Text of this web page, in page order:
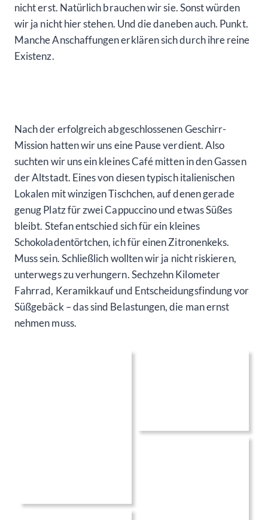
nicht erst. Natürlich brauchen wir sie. Sonst würden
wir ja nicht hier stehen. Und die daneben auch. Punkt.
Manche Anschaffungen erklären sich durch ihre reine
Existenz.
Nach der erfolgreich abgeschlossenen Geschirr-
Mission hatten wir uns eine Pause verdient. Also
suchten wir uns ein kleines Café mitten in den Gassen
der Altstadt. Eines von diesen typisch italienischen
Lokalen mit winzigen Tischchen, auf denen gerade
genug Platz für zwei Cappuccino und etwas Süßes
bleibt. Stefan entschied sich für ein kleines
Schokoladentörtchen, ich für einen Zitronenkeks.
Muss sein. Schließlich wollten wir ja nicht riskieren,
unterwegs zu verhungern. Sechzehn Kilometer
Fahrrad, Keramikkauf und Entscheidungsfindung vor
Süßgebäck – das sind Belastungen, die man ernst
nehmen muss.